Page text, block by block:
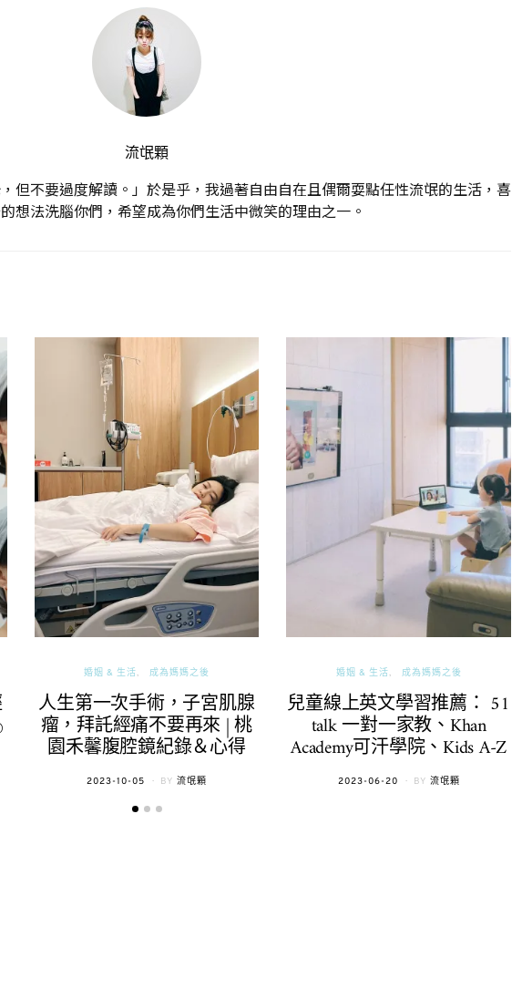
流氓顆
但不要過度解讀。」於是乎，我過著自由自在且偶爾耍點任性流氓的生活，喜
想法洗腦你們，希望成為你們生活中微笑的理由之一。
婚姻 & 生活 成為媽媽之後
人生第一次手術，子宮肌腺
瘤，拜託經痛不要再來 | 桃
園禾馨腹腔鏡紀錄＆心得
POSTED
2023-10-05 BY 流氓顆
婚姻 & 生活 成為媽媽之後
兒童線上英文學習推薦： 51
talk 一對一家教、Khan
Academy可汗學院、Kids A-Z
POSTED
2023-06-20 BY 流氓顆